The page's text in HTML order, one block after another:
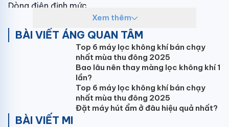
Dòng điện định mức
Tấm lọc
Công nghệ làm lạnh nhanh
Xem thêm
BÀI VIẾT ÁNG QUAN TÂM
Top 6 máy lọc không khí bán chạy
nhất mùa thu đông 2025
Bao lâu nên thay màng lọc không khí 1
lần?
Top 6 máy lọc không khí bán chạy
nhất mùa thu đông 2025
Đặt máy hút ẩm ở đâu hiệu quả nhất?
BÀI VIẾT MI